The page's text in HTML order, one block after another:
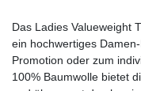
Das Ladies Valueweight
ein hochwertiges
Promotion oder zum
100% Baumwolle bietet